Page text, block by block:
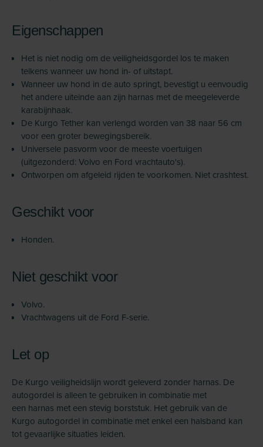
Eigenschappen
Het is niet nodig om de veiligheidsgordel los te maken
telkens wanneer uw hond in- of uitstapt.
Wanneer uw hond in de auto springt, bevestigt u eenvoudig
het andere uiteinde aan zijn harnas met de meegeleverde
karabijnhaak.
De Kurgo Tether kan verlengd worden van 38 naar 56 cm
voor een groter bewegingsbereik.
Universele pasvorm voor de meeste voertuigen
(uitgezonderd: Volvo en Ford vrachtauto's).
Ontworpen om afgeleid rijden te voorkomen. Niet crashtest.
Geschikt voor
Honden.
Niet geschikt voor
Volvo.
Vrachtwagens uit de Ford F-serie.
Let op
De Kurgo veiligheidslijn wordt geleverd zonder harnas. De
autogordel is alleen te gebruiken in combinatie met
een harnas met een stevig borststuk. Het gebruik van de
Kurgo autogordel in combinatie met enkel een halsband kan
tot gevaarlijke situaties leiden.